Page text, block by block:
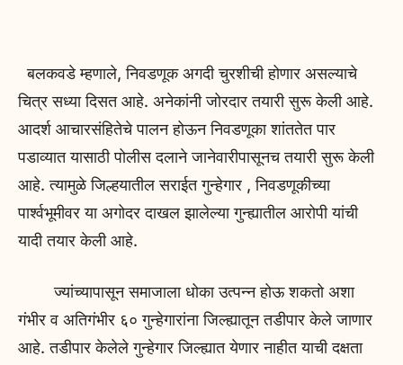
बलकवडे म्हणाले, निवडणूक अगदी चुरशीची होणार असल्याचे
चित्र सध्या दिसत आहे. अनेकांनी जोरदार तयारी सुरू केली आहे.
आदर्श आचारसंहितेचे पालन होऊन निवडणूका शांततेत पार
पडाव्यात यासाठी पोलीस दलाने जानेवारीपासूनच तयारी सुरू केली
आहे. त्यामुळे जिल्हयातील सराईत गुन्हेगार , निवडणूकीच्या
पार्श्वभूमीवर या अगोदर दाखल झालेल्या गुन्ह्यातील आरोपी यांची
यादी तयार केली आहे.
ज्यांच्यापासून समाजाला धोका उत्पन्न होऊ शकतो अशा
गंभीर व अतिगंभीर ६० गुन्हेगारांना जिल्ह्यातून तडीपार केले जाणार
आहे. तडीपार केलेले गुन्हेगार जिल्ह्यात येणार नाहीत याची दक्षता